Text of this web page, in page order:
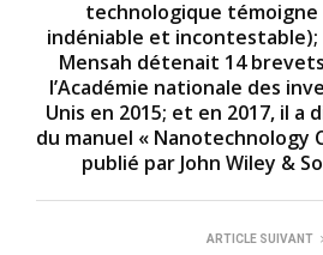
technologique
indéniable et incontestable);
Mensah détenait 14
l’Académie nationale des
Unis en 2015; et en 2017, il a
du manuel « Nanotechnology
publié par John Wiley &
ARTICLE SUIVANT